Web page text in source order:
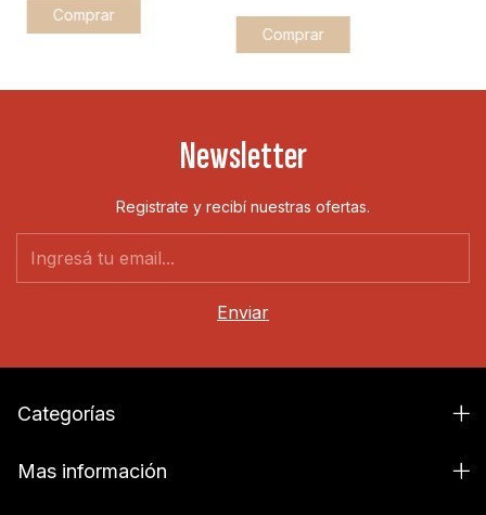
Comprar
Newsletter
Registrate y recibí nuestras ofertas.
Categorías
Mas información